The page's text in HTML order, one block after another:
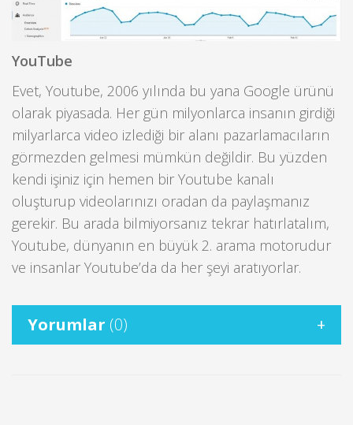
YouTube
Evet, Youtube, 2006 yılında bu yana Google ürünü
olarak piyasada. Her gün milyonlarca insanın girdiği
milyarlarca video izlediği bir alanı pazarlamacıların
görmezden gelmesi mümkün değildir. Bu yüzden
kendi işiniz için hemen bir Youtube kanalı
oluşturup videolarınızı oradan da paylaşmanız
gerekir. Bu arada bilmiyorsanız tekrar hatırlatalım,
Youtube, dünyanın en büyük 2. arama motorudur
ve insanlar Youtube’da da her şeyi aratıyorlar.
Yorumlar (0)